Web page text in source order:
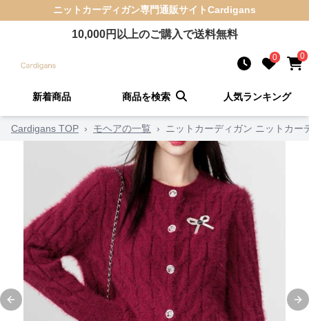
ニットカーディガン専門通販サイトCardigans
10,000円以上のご購入で送料無料
0 0
新着商品 商品を検索 人気ランキング
Cardigans TOP › モヘアの一覧 › ニットカーディガン ニットカ
Previous slide